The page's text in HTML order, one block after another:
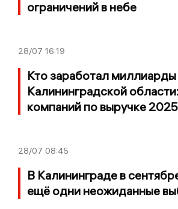
ограничений в небе
28/07 16:19
Кто заработал миллиарды
Калининградской
компаний по выручке
28/07 08:45
В Калининграде в
ещё одни неожиданные